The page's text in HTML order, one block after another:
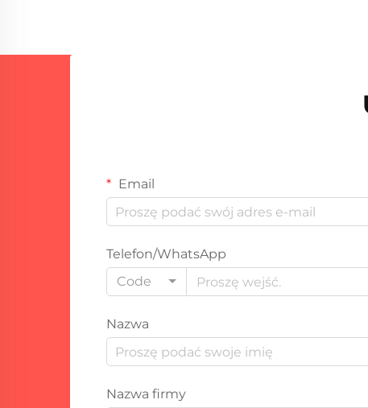
Email
Telefon/WhatsApp
Code
Nazwa
Nazwa firmy